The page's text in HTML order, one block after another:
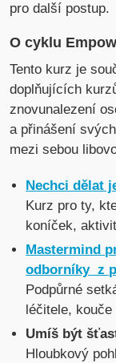
pro další postup.
O cyklu
Tento kurz je
doplňujících
znovunalezení
a přinášení
mezi sebou
Nechci dělat
Kurz pro ty,
koníček,
Mastermind
odborníky z
Podpůrné
léčitele, kouče
Umíš být
Hloubkový